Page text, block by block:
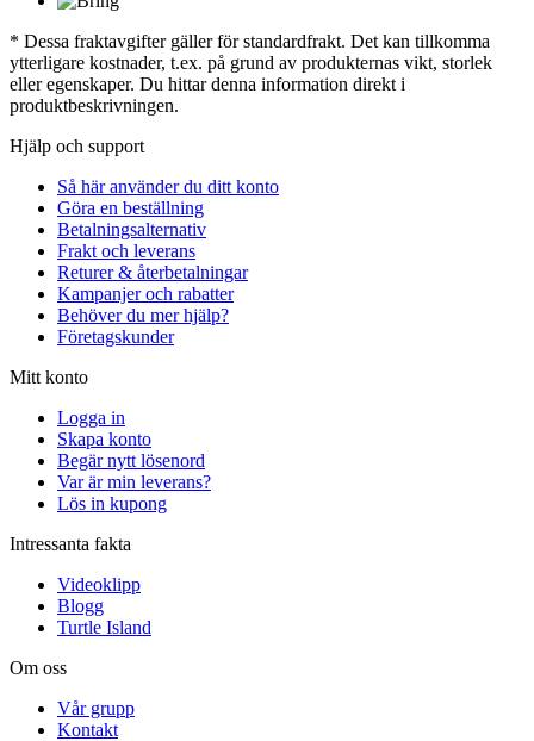
* Dessa fraktavgifter gäller för standardfrakt. Det kan tillkomma
ytterligare kostnader, t.ex. på grund av produkternas vikt, storlek
eller egenskaper. Du hittar denna information direkt i
produktbeskrivningen.
Hjälp och support
Så här använder du ditt konto
Göra en beställning
Betalningsalternativ
Frakt och leverans
Returer & återbetalningar
Kampanjer och rabatter
Behöver du mer hjälp?
Företagskunder
Mitt konto
Logga in
Skapa konto
Begär nytt lösenord
Var är min leverans?
Lös in kupong
Intressanta fakta
Videoklipp
Blogg
Turtle Island
Om oss
Vår grupp
Kontakt